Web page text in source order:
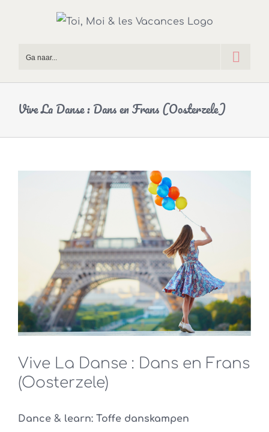
Ga naar...
Vive La Danse : Dans en Frans (Oosterzele)
Vive La Danse : Dans en Frans
(Oosterzele)
Dance & learn: Toffe danskampen